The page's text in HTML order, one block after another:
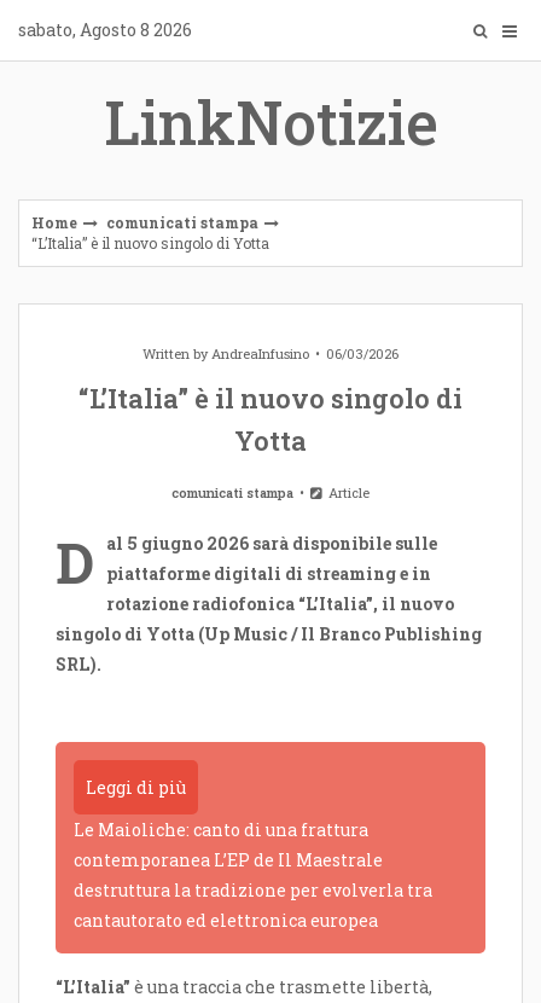
content
sabato, Agosto 8 2026
LinkNotizie
Home
comunicati stampa
“L’Italia” è il nuovo singolo di Yotta
Written byAndreaInfusino 06/03/2026
“L’Italia” è il nuovo singolo di
Yotta
comunicati stampa Article
D
al 5 giugno 2026 sarà disponibile sulle
piattaforme digitali di streaming e in
rotazione radiofonica “L’Italia”, il nuovo
singolo di Yotta (Up Music / Il Branco Publishing
SRL).
Leggi di più
Le Maioliche: canto di una frattura
contemporanea L’EP de Il Maestrale
destruttura la tradizione per evolverla tra
cantautorato ed elettronica europea
“L’Italia” è una traccia che trasmette libertà,